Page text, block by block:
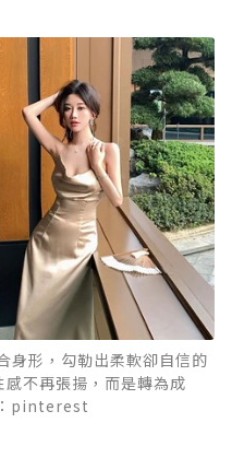
形，勾勒出柔軟卻自信的
不再張揚，而是轉為成
pinterest